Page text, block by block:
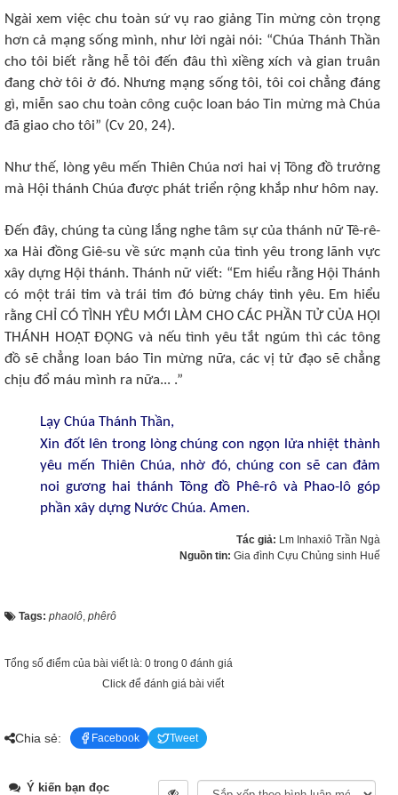
Ngài xem việc chu toàn sứ vụ rao giảng Tin mừng còn trọng
hơn cả mạng sống mình, như lời ngài nói: “Chúa Thánh Thần
cho tôi biết rằng hễ tôi đến đâu thì xiềng xích và gian truân
đang chờ tôi ở đó. Nhưng mạng sống tôi, tôi coi chẳng đáng
gì, miễn sao chu toàn công cuộc loan báo Tin mừng mà Chúa
đã giao cho tôi” (Cv 20, 24).
Như thế, lòng yêu mến Thiên Chúa nơi hai vị Tông đồ trưởng
mà Hội thánh Chúa được phát triển rộng khắp như hôm nay.
Đến đây, chúng ta cùng lắng nghe tâm sự của thánh nữ Tê-rê-
xa Hài đồng Giê-su về sức mạnh của tình yêu trong lãnh vực
xây dựng Hội thánh. Thánh nữ viết: “Em hiểu rằng Hội Thánh
có một trái tim và trái tim đó bừng cháy tình yêu. Em hiểu
rằng CHỈ CÓ TÌNH YÊU MỚI LÀM CHO CÁC PHẦN TỬ CỦA HỘI
THÁNH HOẠT ĐỘNG và nếu tình yêu tắt ngúm thì các tông
đồ sẽ chẳng loan báo Tin mừng nữa, các vị tử đạo sẽ chẳng
chịu đổ máu mình ra nữa... .”
Lạy Chúa Thánh Thần,
Xin đốt lên trong lòng chúng con ngọn lửa nhiệt thành
yêu mến Thiên Chúa, nhờ đó, chúng con sẽ can đảm
noi gương hai thánh Tông đồ Phê-rô và Phao-lô góp
phần xây dựng Nước Chúa. Amen.
Tác giả: Lm Inhaxiô Trần Ngà
Nguồn tin: Gia đình Cựu Chủng sinh Huế
Tags: phaolô, phêrô
Tổng số điểm của bài viết là: 0 trong 0 đánh giá
Click để đánh giá bài viết
Chia sẻ: Facebook Tweet
Ý kiến bạn đọc